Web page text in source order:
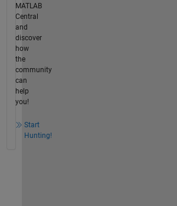
MATLAB
Central
and
discover
how
the
community
can
help
you!
Start
Hunting!